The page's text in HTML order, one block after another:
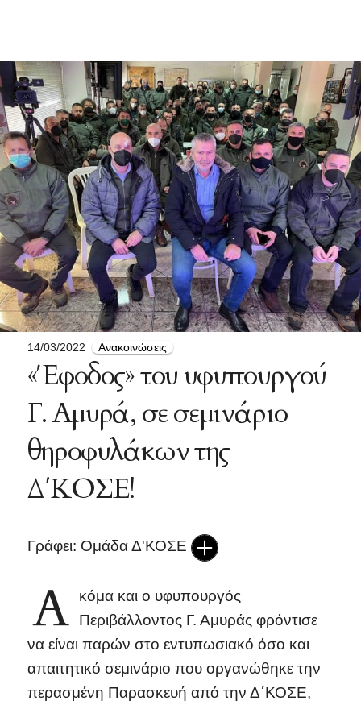
14/03/2022 Ανακοινώσεις
«Έφοδος» του υφυπουργού
Γ. Αμυρά, σε σεμινάριο
θηροφυλάκων της
Δ΄ΚΟΣΕ!
Γράφει: Ομάδα Δ'ΚΟΣΕ
Α
κόμα και ο υφυπουργός
Περιβάλλοντος Γ. Αμυράς φρόντισε
να είναι παρών στο εντυπωσιακό όσο και
απαιτητικό σεμινάριο που οργανώθηκε την
περασμένη Παρασκευή από την Δ΄ΚΟΣΕ,